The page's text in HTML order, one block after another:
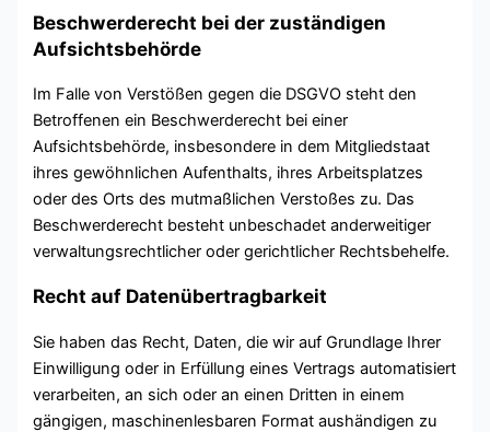
Beschwerderecht bei der zuständigen
Aufsichtsbehörde
Im Falle von Verstößen gegen die DSGVO steht den
Betroffenen ein Beschwerderecht bei einer
Aufsichtsbehörde, insbesondere in dem Mitgliedstaat
ihres gewöhnlichen Aufenthalts, ihres Arbeitsplatzes
oder des Orts des mutmaßlichen Verstoßes zu. Das
Beschwerderecht besteht unbeschadet anderweitiger
verwaltungsrechtlicher oder gerichtlicher Rechtsbehelfe.
Recht auf Datenübertragbarkeit
Sie haben das Recht, Daten, die wir auf Grundlage Ihrer
Einwilligung oder in Erfüllung eines Vertrags automatisiert
verarbeiten, an sich oder an einen Dritten in einem
gängigen, maschinenlesbaren Format aushändigen zu